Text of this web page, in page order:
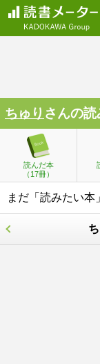
ちゅり さんの
読んだ本
（17冊）
まだ「読みたい本